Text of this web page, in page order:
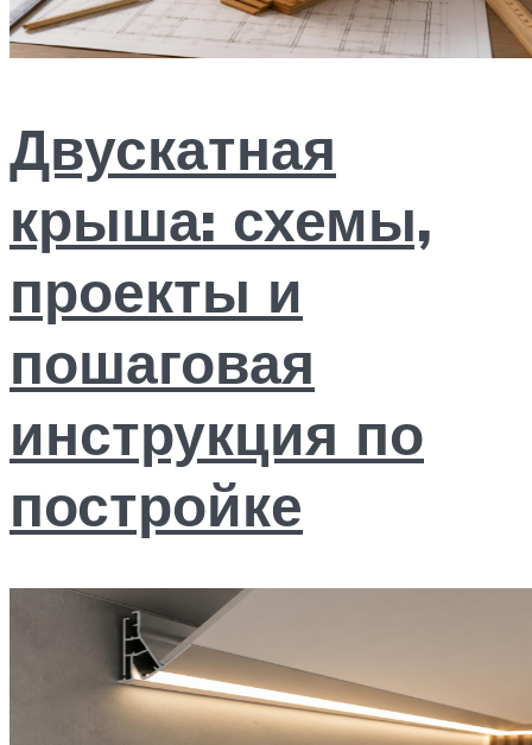
Двускатная
крыша: схемы,
проекты и
пошаговая
инструкция по
постройке